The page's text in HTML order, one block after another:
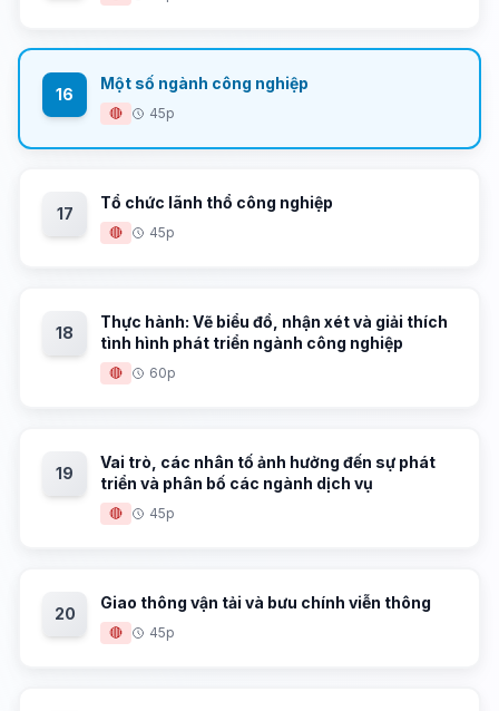
16
Một số ngành công nghiệp
🔴 45p
17
Tổ chức lãnh thổ công nghiệp
🔴 45p
18
Thực hành: Vẽ biểu đồ, nhận xét và giải thích
tình hình phát triển ngành công nghiệp
🔴 60p
19
Vai trò, các nhân tố ảnh hưởng đến sự phát
triển và phân bố các ngành dịch vụ
🔴 45p
20
Giao thông vận tải và bưu chính viễn thông
🔴 45p